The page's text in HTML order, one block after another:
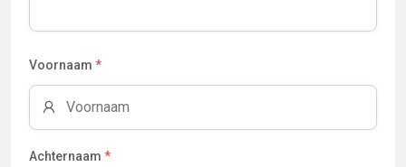
Voornaam *
Achternaam *